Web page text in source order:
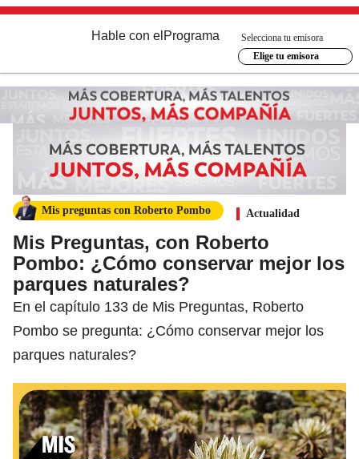
Hable con el Programa
Selecciona tu emisora
Elige tu emisora
Mis preguntas con Roberto Pombo Actualidad
Mis Preguntas, con Roberto
Pombo: ¿Cómo conservar mejor los
parques naturales?
En el capítulo 133 de Mis Preguntas, Roberto
Pombo se pregunta: ¿Cómo conservar mejor los
parques naturales?